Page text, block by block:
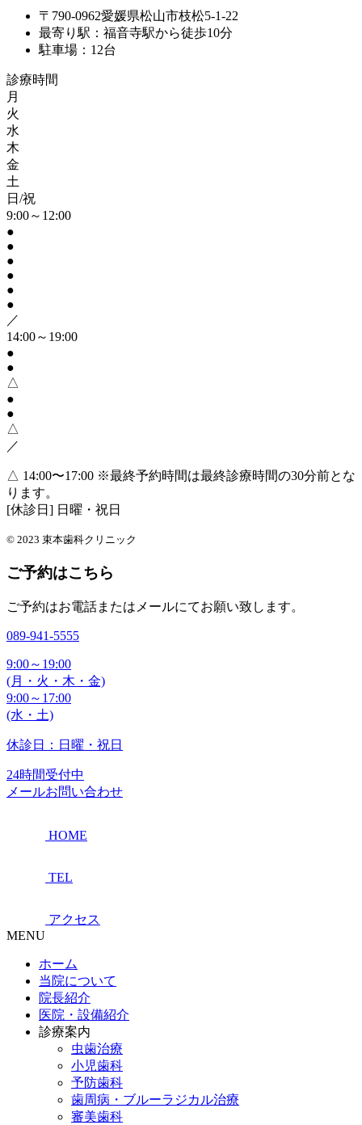
〒790-0962愛媛県松山市枝松5-1-22
最寄り駅：福音寺駅から徒歩10分
駐車場：12台
診療時間
月
火
水
木
金
土
日/祝
9:00～12:00
●
●
●
●
●
●
／
14:00～19:00
●
●
△
●
●
△
／
△ 14:00〜17:00 ※最終予約時間は最終診療時間の30分前とな
ります。
[休診日] 日曜・祝日
© 2023 束本歯科クリニック
ご予約はこちら
ご予約はお電話またはメールにてお願い致します。
089-941-5555
9:00～19:00
(月・火・木・金)
9:00～17:00
(水・土)
休診日：日曜・祝日
24時間受付中
メールお問い合わせ
HOME
TEL
アクセス
MENU
ホーム
当院について
院長紹介
医院・設備紹介
診療案内
虫歯治療
小児歯科
予防歯科
歯周病・ブルーラジカル治療
審美歯科